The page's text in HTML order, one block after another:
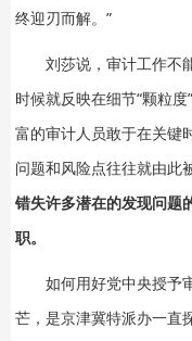
终迎刃而解。”
刘莎说，审计工作不
时候就反映在细节“颗粒
富的审计人员敢于在关键
问题和风险点往往就由此
错失许多潜在的发现问题
职。
如何用好党中央授予
芒，是京津冀特派办一直